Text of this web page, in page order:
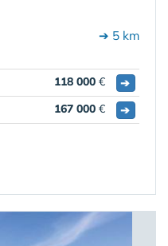
➔ 5 km
118 000 €
➔
167 000 € ➔